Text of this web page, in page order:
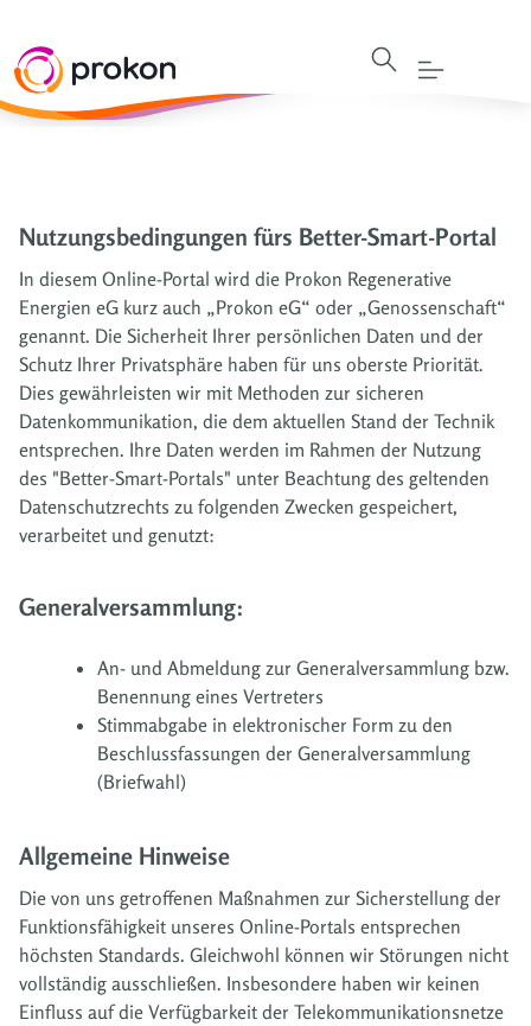
Nutzungsbedingungen fürs Better-Smart-Portal
In diesem Online-Portal wird die Prokon Regenerative
Energien eG kurz auch „Prokon eG“ oder „Genossenschaft“
genannt. Die Sicherheit Ihrer persönlichen Daten und der
Schutz Ihrer Privatsphäre haben für uns oberste Priorität.
Dies gewährleisten wir mit Methoden zur sicheren
Datenkommunikation, die dem aktuellen Stand der Technik
entsprechen. Ihre Daten werden im Rahmen der Nutzung
des "Better-Smart-Portals" unter Beachtung des geltenden
Datenschutzrechts zu folgenden Zwecken gespeichert,
verarbeitet und genutzt:
Generalversammlung:
An- und Abmeldung zur Generalversammlung bzw.
Benennung eines Vertreters
Stimmabgabe in elektronischer Form zu den
Beschlussfassungen der Generalversammlung
(Briefwahl)
Allgemeine Hinweise
Die von uns getroffenen Maßnahmen zur Sicherstellung der
Funktionsfähigkeit unseres Online-Portals entsprechen
höchsten Standards. Gleichwohl können wir Störungen nicht
vollständig ausschließen. Insbesondere haben wir keinen
Einfluss auf die Verfügbarkeit der Telekommunikationsnetze